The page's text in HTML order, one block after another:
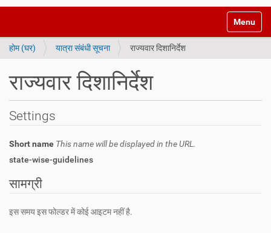
Toggle
होम (घर) यात्रा संबंधी सूचना राज्यवार दिशानिर्देश
राज्यवार दिशानिर्देश
Settings
Short name This name will be displayed in the URL.
state-wise-guidelines
सामग्री
इस समय इस फोल्डर में कोई आइटम नहीं है.